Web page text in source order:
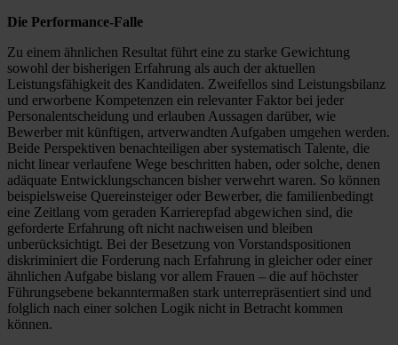
Die Performance-Falle
Zu einem ähnlichen Resultat führt eine zu starke Gewichtung
sowohl der bisherigen Erfahrung als auch der aktuellen
Leistungsfähigkeit des Kandidaten. Zweifellos sind Leistungsbilanz
und erworbene Kompetenzen ein relevanter Faktor bei jeder
Personalentscheidung und erlauben Aussagen darüber, wie
Bewerber mit künftigen, artverwandten Aufgaben umgehen werden.
Beide Perspektiven benachteiligen aber systematisch Talente, die
nicht linear verlaufene Wege beschritten haben, oder solche, denen
adäquate Entwicklungschancen bisher verwehrt waren. So können
beispielsweise Quereinsteiger oder Bewerber, die familienbedingt
eine Zeitlang vom geraden Karrierepfad abgewichen sind, die
geforderte Erfahrung oft nicht nachweisen und bleiben
unberücksichtigt. Bei der Besetzung von Vorstandspositionen
diskriminiert die Forderung nach Erfahrung in gleicher oder einer
ähnlichen Aufgabe bislang vor allem Frauen – die auf höchster
Führungsebene bekanntermaßen stark unterrepräsentiert sind und
folglich nach einer solchen Logik nicht in Betracht kommen
können.